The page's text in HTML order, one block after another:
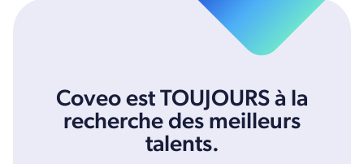
Coveo est TOUJOURS à la
recherche des meilleurs
talents.